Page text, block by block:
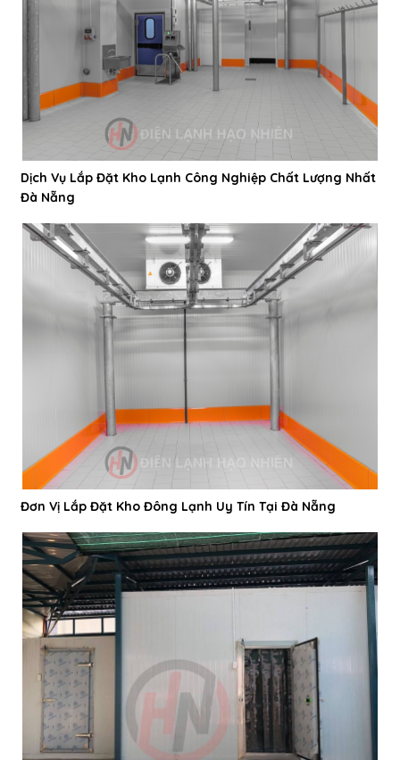
Dịch Vụ Lắp Đặt Kho Lạnh Công Nghiệp Chất Lượng Nhất
Đà Nẵng
Đơn Vị Lắp Đặt Kho Đông Lạnh Uy Tín Tại Đà Nẵng